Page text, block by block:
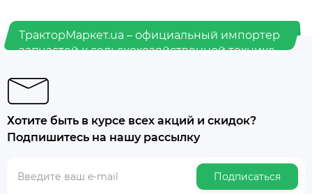
ТракторМаркет.ua – официальный импортер
запчастей к сельскохозяйственной технике.
Хотите быть в курсе всех акций и скидок?
Подпишитесь на нашу рассылку
Подписаться